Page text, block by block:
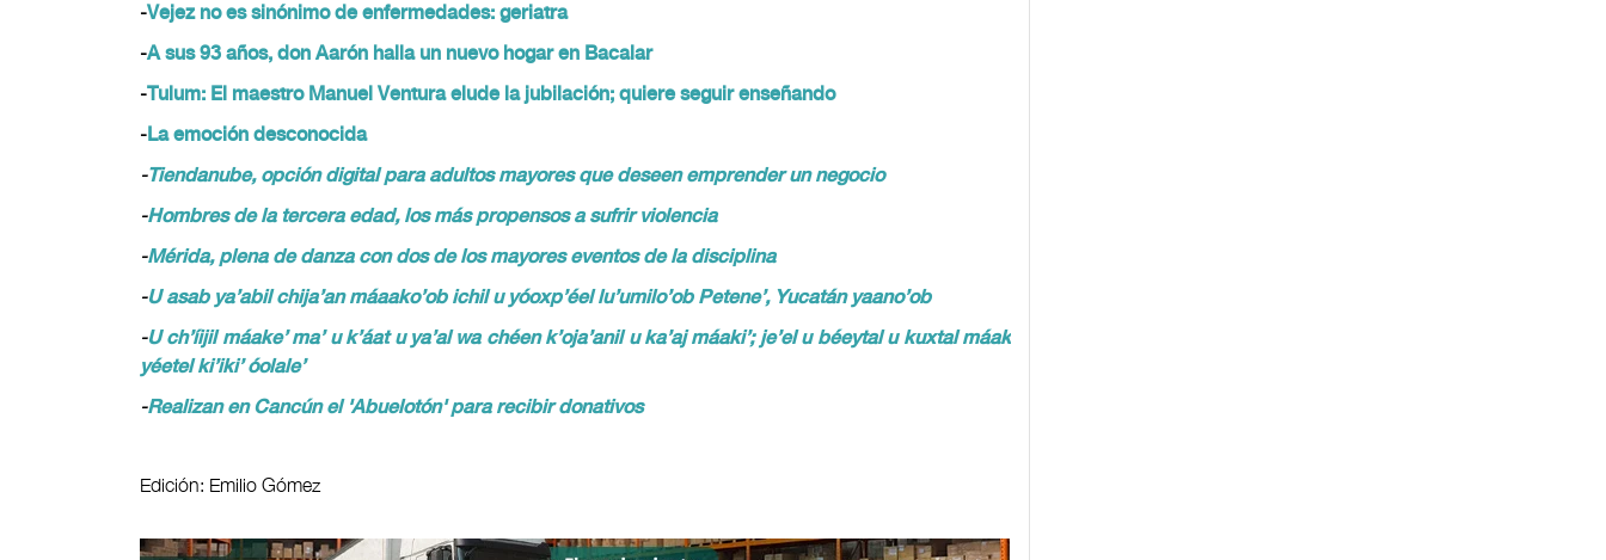
-Vejez no es sinónimo de enfermedades: geriatra
-A sus 93 años, don Aarón halla un nuevo hogar en Bacalar
-Tulum: El maestro Manuel Ventura elude la jubilación; quiere seguir enseñando
-La emoción desconocida
-Tiendanube, opción digital para adultos mayores que deseen emprender un negocio
-Hombres de la tercera edad, los más propensos a sufrir violencia
-Mérida, plena de danza con dos de los mayores eventos de la disciplina
-U asab ya’abil chija’an máaako’ob ichil u yóoxp’éel lu’umilo’ob Petene’, Yucatán yaano’ob
-U ch’íijil máake’ ma’ u k’áat u ya’al wa chéen k’oja’anil u ka’aj máaki’; je’el u béeytal u kuxtal máak
yéetel ki’iki’ óolale’
-Realizan en Cancún el 'Abuelotón' para recibir donativos
Edición: Emilio Gómez